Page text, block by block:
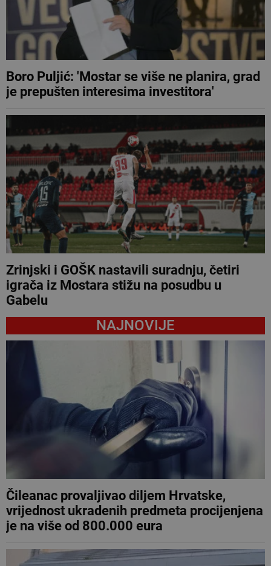
Boro Puljić: 'Mostar se više ne planira, grad
je prepušten interesima investitora'
Zrinjski i GOŠK nastavili suradnju, četiri
igrača iz Mostara stižu na posudbu u
Gabelu
NAJNOVIJE
Čileanac provaljivao diljem Hrvatske,
vrijednost ukradenih predmeta procijenjena
je na više od 800.000 eura